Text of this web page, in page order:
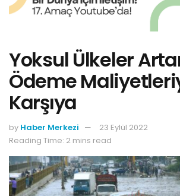
Yoksul Ülkeler
Ödeme
Karşıya
by Haber Merkezi
23 Eylül 2022
Reading Time: 2 mins read